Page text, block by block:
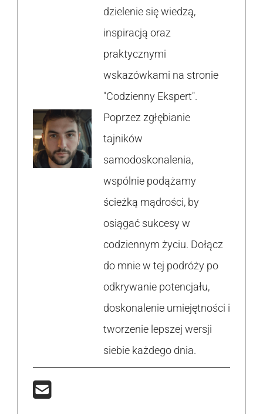
dzielenie się wiedzą,
inspiracją oraz
praktycznymi
wskazówkami na stronie
"Codzienny Ekspert".
Poprzez zgłębianie
tajników
samodoskonalenia,
wspólnie podążamy
ścieżką mądrości, by
osiągać sukcesy w
codziennym życiu. Dołącz
do mnie w tej podróży po
odkrywanie potencjału,
doskonalenie umiejętności i
tworzenie lepszej wersji
siebie każdego dnia.